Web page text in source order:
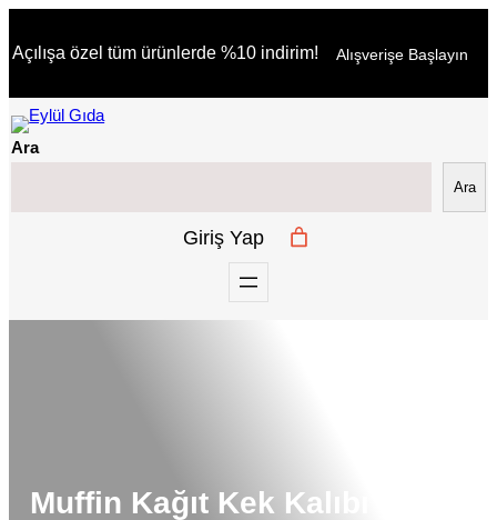
geç
Açılışa özel tüm ürünlerde %10 indirim! Alışverişe Başlayın
Ara
Ara
Giriş Yap
Muffin Kağıt Kek Kalıbı